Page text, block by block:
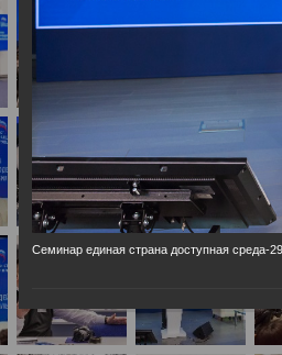
Семинар единая страна доступная среда-